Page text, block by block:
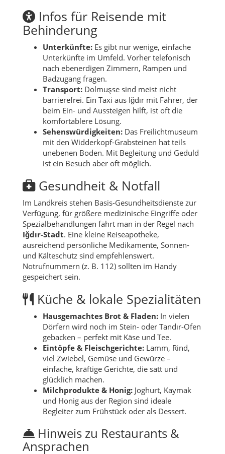
Infos für Reisende mit
Behinderung
Unterkünfte: Es gibt nur wenige, einfache
Unterkünfte im Umfeld. Vorher telefonisch
nach ebenerdigen Zimmern, Rampen und
Badzugang fragen.
Transport: Dolmuşse sind meist nicht
barrierefrei. Ein Taxi aus Iğdır mit Fahrer, der
beim Ein- und Aussteigen hilft, ist oft die
komfortablere Lösung.
Sehenswürdigkeiten: Das Freilichtmuseum
mit den Widderkopf-Grabsteinen hat teils
unebenen Boden. Mit Begleitung und Geduld
ist ein Besuch aber oft möglich.
Gesundheit & Notfall
Im Landkreis stehen Basis-Gesundheitsdienste zur
Verfügung, für größere medizinische Eingriffe oder
Spezialbehandlungen fährt man in der Regel nach
Iğdır-Stadt. Eine kleine Reiseapotheke,
ausreichend persönliche Medikamente, Sonnen-
und Kälteschutz sind empfehlenswert.
Notrufnummern (z. B. 112) sollten im Handy
gespeichert sein.
Küche & lokale Spezialitäten
Hausgemachtes Brot & Fladen: In vielen
Dörfern wird noch im Stein- oder Tandır-Ofen
gebacken – perfekt mit Käse und Tee.
Eintöpfe & Fleischgerichte: Lamm, Rind,
viel Zwiebel, Gemüse und Gewürze –
einfache, kräftige Gerichte, die satt und
glücklich machen.
Milchprodukte & Honig: Joghurt, Kaymak
und Honig aus der Region sind ideale
Begleiter zum Frühstück oder als Dessert.
Hinweis zu Restaurants &
Ansprachen